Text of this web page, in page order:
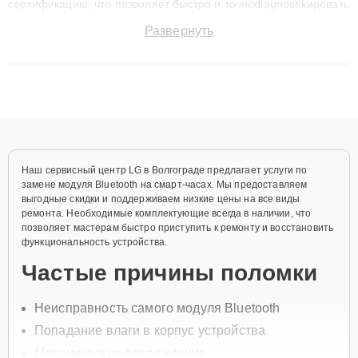
сертификацию, что позволяет быстро и точноdiagnostikировать
до 3 лет. Наши мастера решают сложные случаи: от замены
Развернуть
Наш сервисный центр LG в Волгограде предлагает услуги по
замене модуля Bluetooth на смарт-часах. Мы предоставляем
выгодные скидки и поддерживаем низкие цены на все виды
ремонта. Необходимые комплектующие всегда в наличии, что
позволяет мастерам быстро приступить к ремонту и восстановить
функциональность устройства.
Частые причины поломки
Неисправность самого модуля Bluetooth
Попадание влаги в корпус устройства